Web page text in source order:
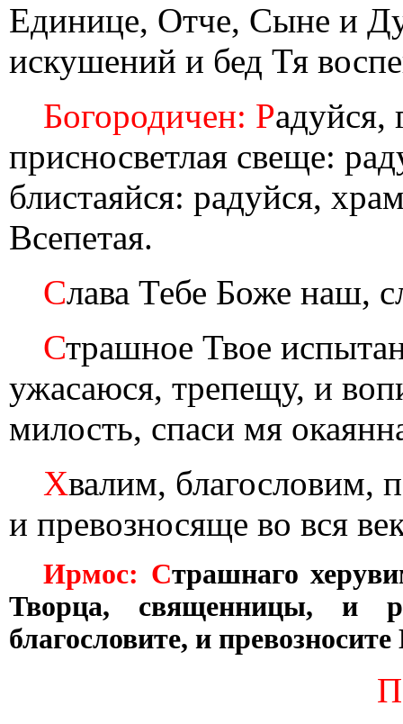
Единице, Отче, Сыне и
искушений и бед Тя
Богородичен: Радуйся,
присносветлая свеще:
блистаяйся: радуйся,
Всепетая.
Слава Тебе Боже наш,
Страшное Твое
ужасаюся, трепещу, и
милость, спаси мя
Хвалим, благословим,
и превозносяще во вся
Ирмос: Страшнаго
Творца, священницы, и
благословите, и